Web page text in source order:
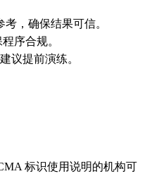
，确保结果可信。
序合规。
议提前演练。
标识使用说明的机构可